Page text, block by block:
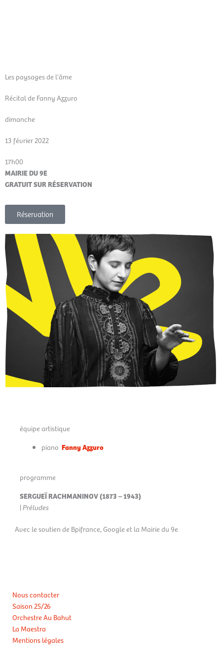
Les paysages de l'âme
Récital de Fanny Azzuro
dimanche
13 février 2022
17h00
MAIRIE DU 9E
GRATUIT SUR RÉSERVATION
Réservation
équipe artistique
piano Fanny Azzuro
programme
SERGUEÏ RACHMANINOV(1873 – 1943)
|Préludes
Avec le soutien de Bpifrance, Google et la Mairie du 9e
Nous contacter
Saison 25/26
Orchestre Au Bahut
La Maestra
Mentions légales